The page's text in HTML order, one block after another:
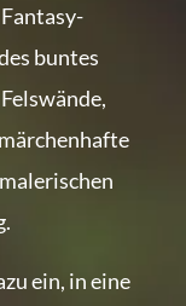
buntes
ein, in eine